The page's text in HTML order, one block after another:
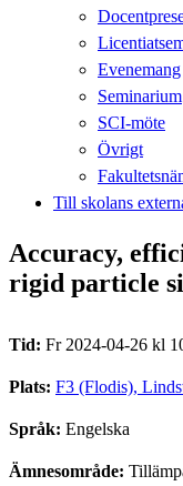
Evenemang
Seminarium
SCI-möte
Övrigt
Till skolans
Accuracy,
rigid particle
Tid: Fr 2024-04-26 kl
Plats: F3 (Flodis),
Språk: Engelska
Ämnesområde: